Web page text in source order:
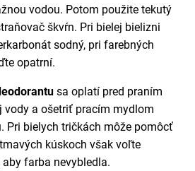
vodou. Potom použite tekutý
škvŕn. Pri bielej bielizni
sodný, pri farebných
opatrní.
sa oplatí pred praním
vody a ošetriť pracím mydlom
Pri bielych tričkách môže pomôcť
kúskoch však voľte
farba nevybledla.